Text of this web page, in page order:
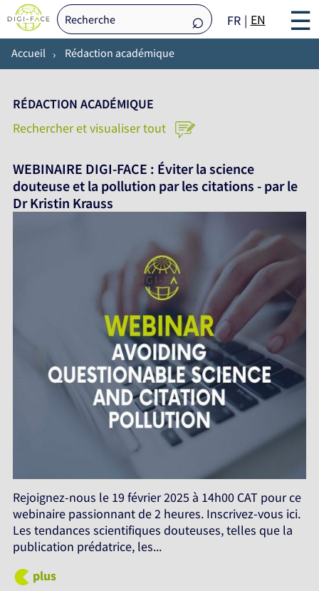
FR EN ☰
Accueil Rédaction académique
RÉDACTION ACADÉMIQUE
Rechercher et visualiser tout
WEBINAIRE DIGI-FACE : Éviter la science
douteuse et la pollution par les citations - par le
Dr Kristin Krauss
Rejoignez-nous le 19 février 2025 à 14h00 CAT pour ce
webinaire passionnant de 2 heures. Inscrivez-vous ici.
Les tendances scientifiques douteuses, telles que la
publication prédatrice, les...
plus